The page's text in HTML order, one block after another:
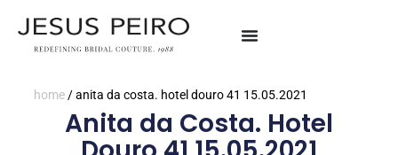
home /anita da costa. hotel douro 41 15.05.2021
Anita da Costa. Hotel